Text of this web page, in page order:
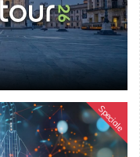
Speciale